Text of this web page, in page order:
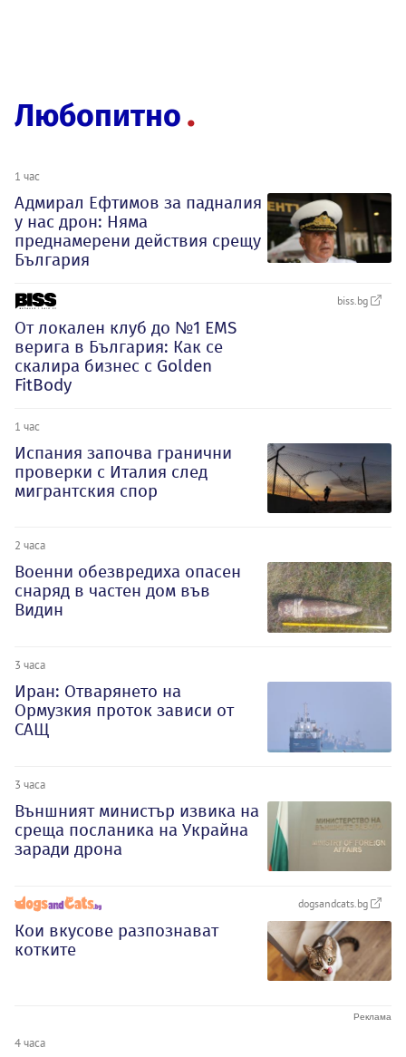
Любопитно
1 час
Адмирал Ефтимов за падналия
у нас дрон: Няма
преднамерени действия срещу
България
biss.bg
От локален клуб до №1 EMS
верига в България: Как се
скалира бизнес с Golden
FitBody
1 час
Испания започва гранични
проверки с Италия след
мигрантския спор
2 часа
Военни обезвредиха опасен
снаряд в частен дом във
Видин
3 часа
Иран: Отварянето на
Ормузкия проток зависи от
САЩ
3 часа
Външният министър извика на
среща посланика на Украйна
заради дрона
dogsandcats.bg
Кои вкусове разпознават
котките
4 часа